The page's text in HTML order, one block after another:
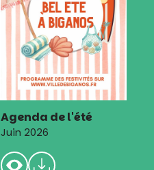
Agenda de l'été
Juin 2026